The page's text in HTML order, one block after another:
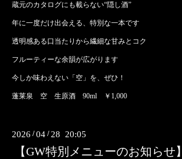
蔵元のカタログにも載らない“隠し酒”
年に一度だけ出会える、特別な一本です
透明感ある口当たりから繊細な甘みとコク
フルーティーな余韻が広がります
今しか味わえない「空」を、ぜひ！
蓬莱泉 空 生原酒 90ml ￥1,000
2026 /04 / 28 20:05
【GW特別メニューのお知らせ】